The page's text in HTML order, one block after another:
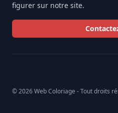
figurer sur notre site.
© 2026 Web Coloriage - Tout droits